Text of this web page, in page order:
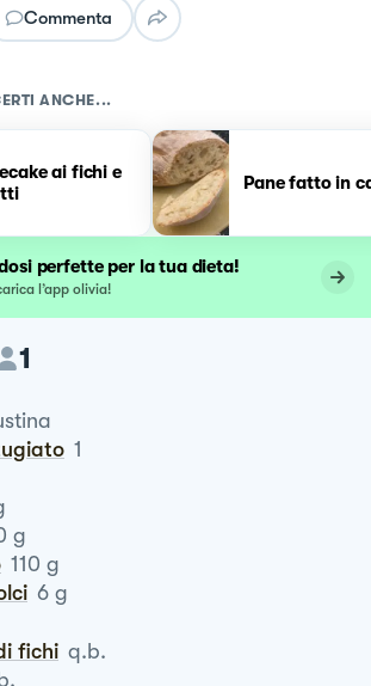
Commenta
ANCHE...
ai fichi e
Pane fatto in
perfette per la tua dieta!
l’app olivia!
1
1
g
110 g
6 g
fichi q.b.